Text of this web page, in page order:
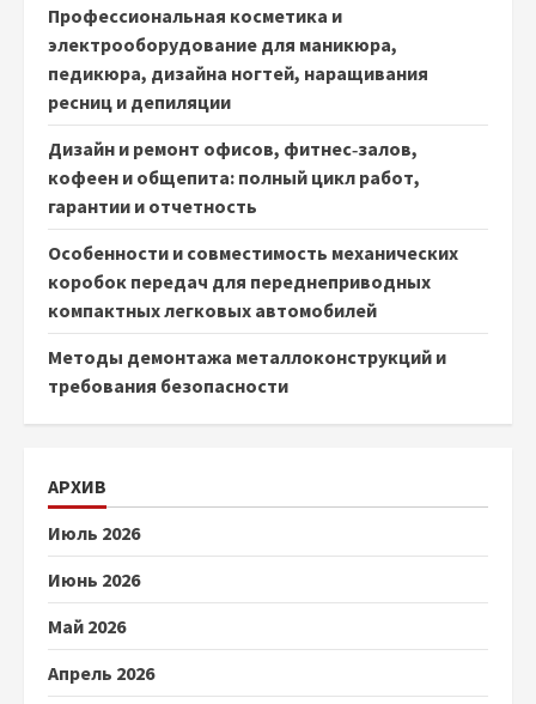
Профессиональная косметика и
электрооборудование для маникюра,
педикюра, дизайна ногтей, наращивания
ресниц и депиляции
Дизайн и ремонт офисов, фитнес‑залов,
кофеен и общепита: полный цикл работ,
гарантии и отчетность
Особенности и совместимость механических
коробок передач для переднеприводных
компактных легковых автомобилей
Методы демонтажа металлоконструкций и
требования безопасности
АРХИВ
Июль 2026
Июнь 2026
Май 2026
Апрель 2026